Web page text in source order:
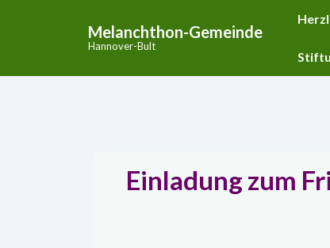
Melanchthon-Gemeinde
Hannover-Bult
Einladung zum